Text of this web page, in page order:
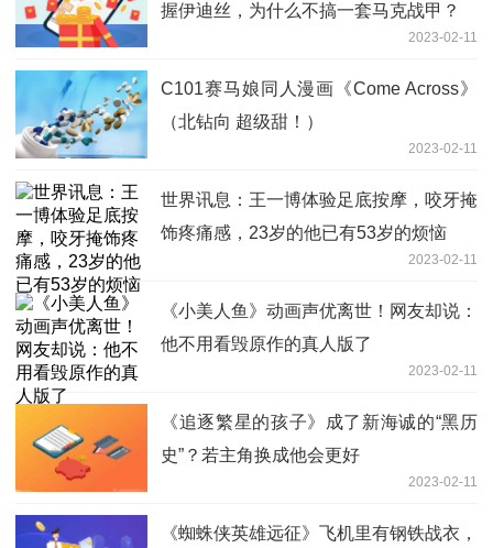
握伊迪丝，为什么不搞一套马克战甲？
2023-02-11
C101赛马娘同人漫画《Come Across》
（北钻向 超级甜！）
2023-02-11
世界讯息：王一博体验足底按摩，咬牙掩
饰疼痛感，23岁的他已有53岁的烦恼
2023-02-11
《小美人鱼》动画声优离世！网友却说：
他不用看毁原作的真人版了
2023-02-11
《追逐繁星的孩子》成了新海诚的“黑历
史”？若主角换成他会更好
2023-02-11
《蜘蛛侠英雄远征》飞机里有钢铁战衣，